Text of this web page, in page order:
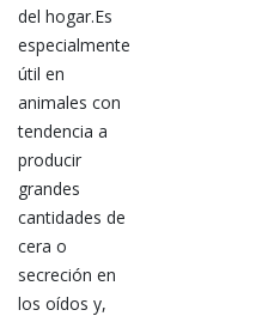
del hogar.Es
especialmente
útil en
animales con
tendencia a
producir
grandes
cantidades de
cera o
secreción en
los oídos y,